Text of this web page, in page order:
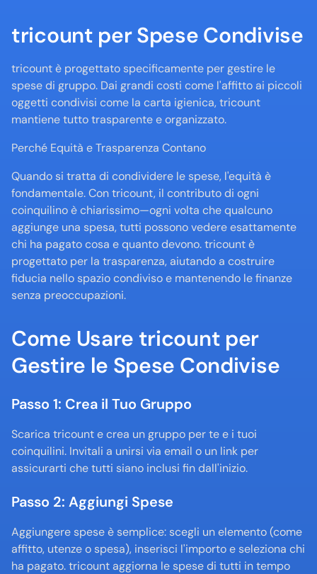
tricount per Spese Condivise
tricount è progettato specificamente per gestire le
spese di gruppo. Dai grandi costi come l'affitto ai piccoli
oggetti condivisi come la carta igienica, tricount
mantiene tutto trasparente e organizzato.
Perché Equità e Trasparenza Contano
Quando si tratta di condividere le spese, l'equità è
fondamentale. Con tricount, il contributo di ogni
coinquilino è chiarissimo—ogni volta che qualcuno
aggiunge una spesa, tutti possono vedere esattamente
chi ha pagato cosa e quanto devono. tricount è
progettato per la trasparenza, aiutando a costruire
fiducia nello spazio condiviso e mantenendo le finanze
senza preoccupazioni.
Come Usare tricount per
Gestire le Spese Condivise
Passo 1: Crea il Tuo Gruppo
Scarica tricount e crea un gruppo per te e i tuoi
coinquilini. Invitali a unirsi via email o un link per
assicurarti che tutti siano inclusi fin dall'inizio.
Passo 2: Aggiungi Spese
Aggiungere spese è semplice: scegli un elemento (come
affitto, utenze o spesa), inserisci l'importo e seleziona chi
ha pagato. tricount aggiorna le spese di tutti in tempo